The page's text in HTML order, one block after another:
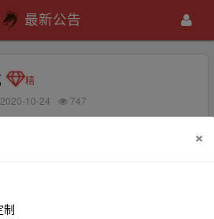
最新公告
2020-10-24 747
客服端下载
：mir12.exe
户请下载此微端登录器
×
制